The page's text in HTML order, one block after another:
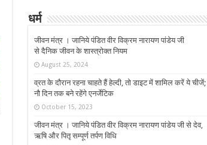
धर्म
जीवन मंत्र । जानिये पंडित वीर विक्रम नारायण पांडेय जी
से दैनिक जीवन के शास्त्रोक्त नियम
August 25, 2024
व्रत के दौरान रहना चाहते हैं हेल्दी, तो डाइट में शामिल करें ये चीजें;
नौ दिन तक बने रहेंगे एनर्जेटिक
October 15, 2023
जीवन मंत्र । जानिये पंडित वीर विक्रम नारायण पांडेय जी से देव,
ऋषि और पितृ सम्पूर्ण तर्पण विधि